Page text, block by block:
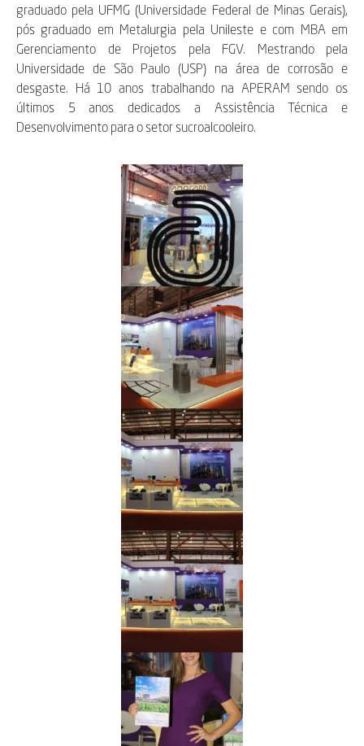
graduado pela UFMG (Universidade Federal de Minas Gerais),
pós graduado em Metalurgia pela Unileste e com MBA em
Gerenciamento de Projetos pela FGV. Mestrando pela
Universidade de São Paulo (USP) na área de corrosão e
desgaste. Há 10 anos trabalhando na APERAM sendo os
últimos 5 anos dedicados a Assistência Técnica e
Desenvolvimento para o setor sucroalcooleiro.